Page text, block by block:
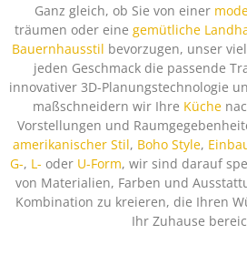
Ganz gleich, ob Sie von einer
träumen oder eine gemütliche
Bauernhausstil bevorzugen, unser
jeden Geschmack die passende
innovativer 3D-Planungstechnologie
maßschneidern wir Ihre Küche
Vorstellungen und
amerikanischer Stil, Boho Style,
G-, L- oder U-Form, wir sind darauf
von Materialien, Farben und
Kombination zu kreieren, die Ihren
Ihr Zuhause